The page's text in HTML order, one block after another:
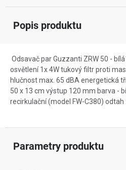
Popis produktu
Odsavač par Guzzanti ZRW 50 -
osvětlení 1x 4W tukový filtr proti
hlučnost max. 65 dBA energetická
50 x 13 cm výstup 120 mm barva -
recirkulační (model FW-C380)
Parametry produktu